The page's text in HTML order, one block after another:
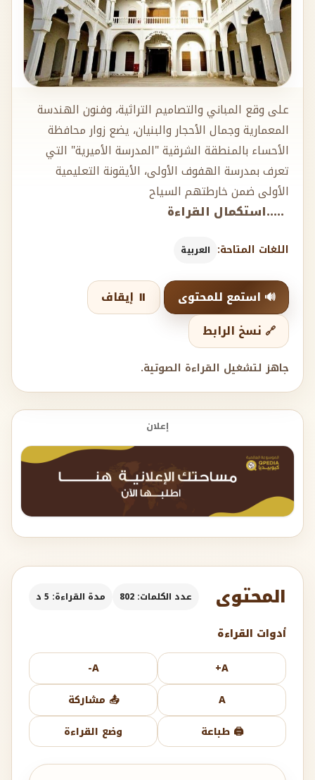
على وقع المباني والتصاميم التراثية، وفنون الهندسة
المعمارية وجمال الأحجار والبنيان، يضع زوار محافظة
الأحساء بالمنطقة الشرقية "المدرسة الأميرية" التي
تعرف بمدرسة الهفوف الأولى، الأيقونة التعليمية
الأولى ضمن خارطتهم السياح
.....استكمال القراءة
اللغات المتاحة: العربية
🔊 استمع للمحتوى
⏸️ إيقاف
🔗 نسخ الرابط
جاهز لتشغيل القراءة الصوتية.
إعلان
المحتوى عدد الكلمات: 802 مدة القراءة: 5 د
أدوات القراءة
A+
A-
A
📤 مشاركة
🖨️ طباعة
وضع القراءة